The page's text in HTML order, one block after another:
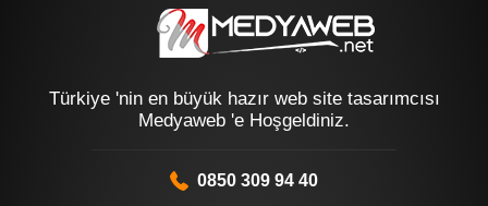
Türkiye 'nin en büyük hazır web site tasarımcısı
Medyaweb 'e Hoşgeldiniz.
0850 309 94 40